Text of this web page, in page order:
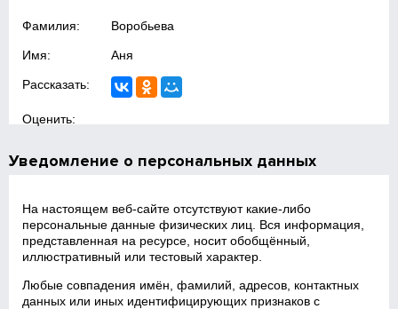
Фамилия: Воробьева
Имя: Аня
Рассказать:
Оценить:
Уведомление о персональных данных
На настоящем веб‑сайте отсутствуют какие‑либо
персональные данные физических лиц. Вся информация,
представленная на ресурсе, носит обобщённый,
иллюстративный или тестовый характер.
Любые совпадения имён, фамилий, адресов, контактных
данных или иных идентифицирующих признаков с